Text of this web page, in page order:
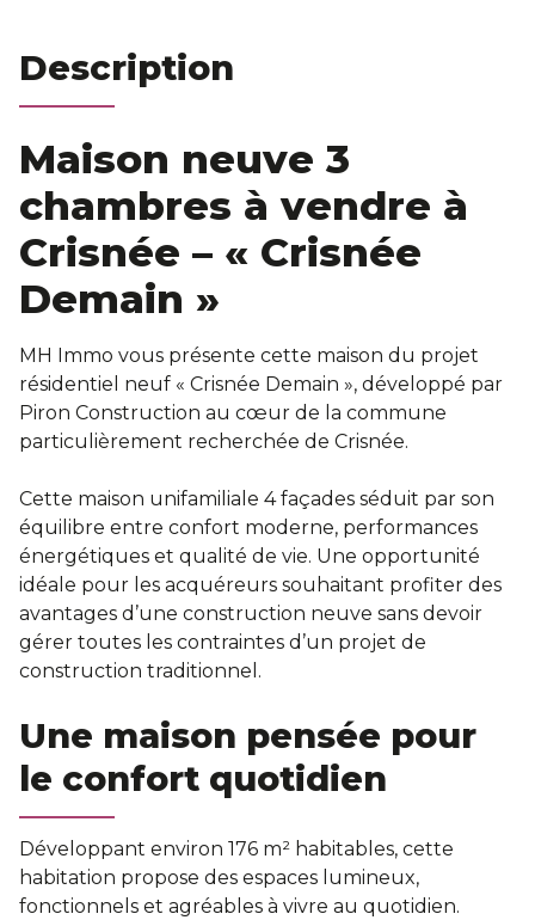
Contact
Description
Maison neuve 3
chambres à vendre à
Crisnée – « Crisnée
Demain »
MH Immo vous présente cette maison du projet
résidentiel neuf « Crisnée Demain », développé par
Piron Construction au cœur de la commune
particulièrement recherchée de Crisnée.
Cette maison unifamiliale 4 façades séduit par son
équilibre entre confort moderne, performances
énergétiques et qualité de vie. Une opportunité
idéale pour les acquéreurs souhaitant profiter des
avantages d’une construction neuve sans devoir
gérer toutes les contraintes d’un projet de
construction traditionnel.
Une maison pensée pour
le confort quotidien
Développant environ 176 m² habitables, cette
habitation propose des espaces lumineux,
fonctionnels et agréables à vivre au quotidien.